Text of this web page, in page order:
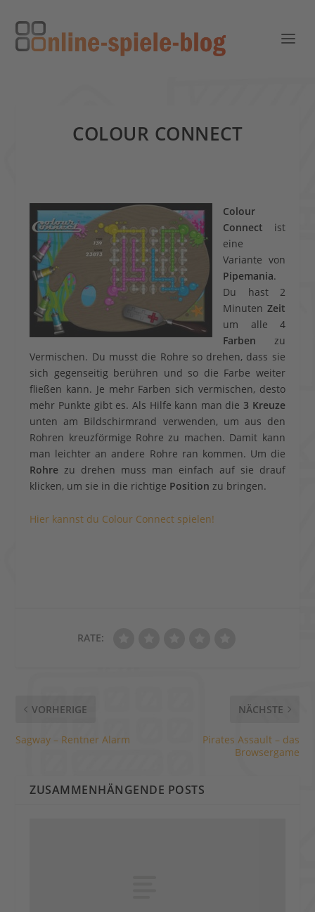
COLOUR CONNECT
Colour
Connect ist
eine
Variante von
Pipemania.
Du hast 2
Minuten Zeit
um alle 4
Farben zu
Vermischen. Du musst die Rohre so drehen, dass sie
sich gegenseitig berühren und so die Farbe weiter
fließen kann. Je mehr Farben sich vermischen, desto
mehr Punkte gibt es. Als Hilfe kann man die 3 Kreuze
unten am Bildschirmrand verwenden, um aus den
Rohren kreuzförmige Rohre zu machen. Damit kann
man leichter an andere Rohre ran kommen. Um die
Rohrezu drehen muss man einfach auf sie drauf
klicken, um sie in die richtige Position zu bringen.
Hier kannst du Colour Connect spielen!
RATE:
VORHERIGE
Sagway – Rentner Alarm
NÄCHSTE
Pirates Assault – das
Browsergame
ZUSAMMENHÄNGENDE POSTS